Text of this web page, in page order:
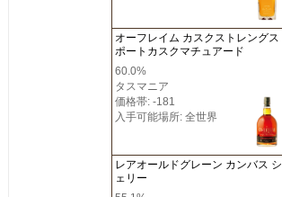
オーフレイム カスクストレングス
ポートカスクマチュアード
60.0%
タスマニア
価格帯: -181
入手可能場所: 全世界
レアオールドグレーン カンバス シ
ェリー